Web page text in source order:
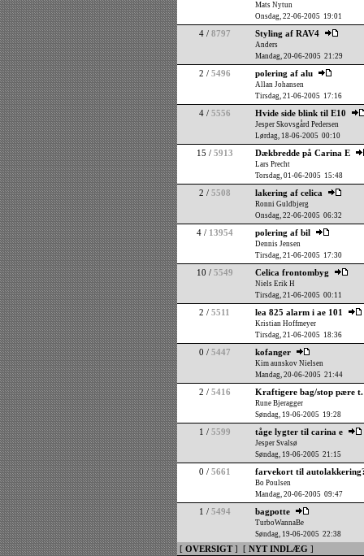
Mats Nytun
Onsdag, 22-06-2005 19:01
4 / 8797 Styling af RAV4
Anders
Mandag, 20-06-2005 21:29
2 / 5496 polering af alu
Allan Johansen
Tirsdag, 21-06-2005 17:16
4 / 5556 Hvide side blink til E10
Jesper Skovsgård Pedersen
Lørdag, 18-06-2005 00:10
15 / 5913 Dækbredde på Carina E
Lars Precht
Torsdag, 01-06-2005 15:48
2 / 5508 lakering af celica
Ronni Guldbjerg
Onsdag, 22-06-2005 06:32
4 / 13954 polering af bil
Dennis Jensen
Tirsdag, 21-06-2005 17:30
10 / 5549 Celica frontombyg
Niels Erik H
Tirsdag, 21-06-2005 00:11
2 /5511 lea 825 alarm i ae 101
Kristian Hoffmeyer
Tirsdag, 21-06-2005 18:36
0 / 5447 kofanger
Kim aunskov Nielsen
Mandag, 20-06-2005 21:44
2 / 5416 Kraftigere bag/stop pære t.
Rune Bjeragger
Søndag, 19-06-2005 19:28
1 / 5599 tåge lygter til carina e
Jesper Svalsø
Søndag, 19-06-2005 21:15
0 / 5661 farvekort til
Bo Poulsen
Mandag, 20-06-2005 09:47
1 / 5494 bagpotte
TurboWannaBe
Søndag, 19-06-2005 22:38
[ OVERSIGT] [ NYT INDLÆG ]